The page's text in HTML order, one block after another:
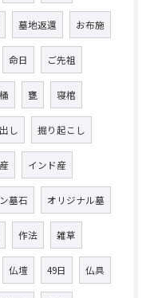
墓地返還 お布施
命日 ご先祖
甕 寝棺
し 掘り起こし
インド産
墓石 オリジナル墓
作法 雑草
仏壇 49日 仏具